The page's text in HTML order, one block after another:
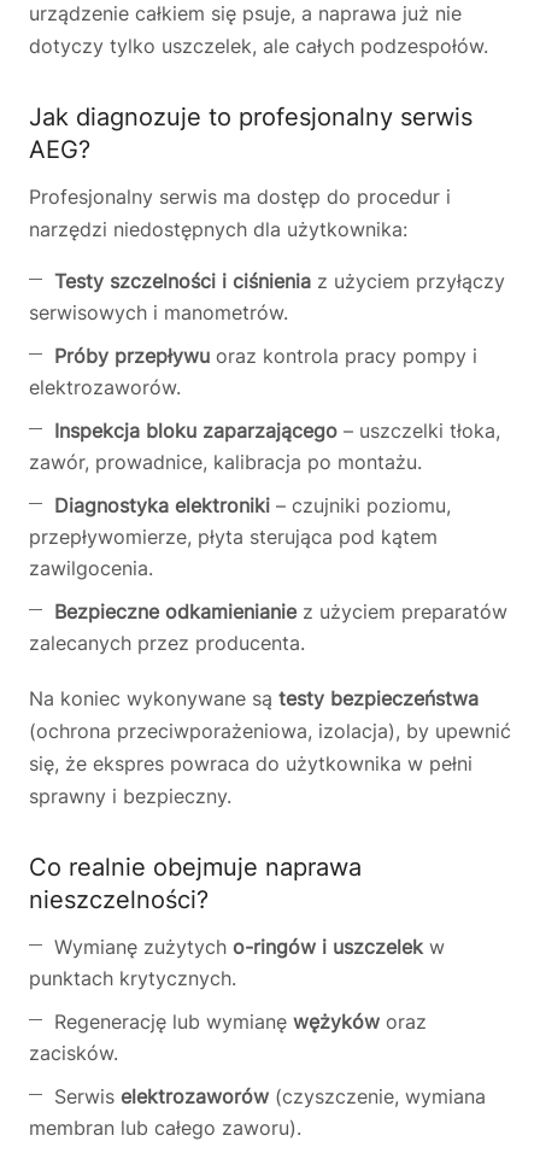
urządzenie całkiem się psuje, a naprawa już nie
dotyczy tylko uszczelek, ale całych podzespołów.
Jak diagnozuje to profesjonalny serwis
AEG?
Profesjonalny serwis ma dostęp do procedur i
narzędzi niedostępnych dla użytkownika:
Testy szczelności i ciśnienia z użyciem przyłączy
serwisowych i manometrów.
Próby przepływu oraz kontrola pracy pompy i
elektrozaworów.
Inspekcja bloku zaparzającego – uszczelki tłoka,
zawór, prowadnice, kalibracja po montażu.
Diagnostyka elektroniki – czujniki poziomu,
przepływomierze, płyta sterująca pod kątem
zawilgocenia.
Bezpieczne odkamienianiez użyciem preparatów
zalecanych przez producenta.
Na koniec wykonywane są testy bezpieczeństwa
(ochrona przeciwporażeniowa, izolacja), by upewnić
się, że ekspres powraca do użytkownika w pełni
sprawny i bezpieczny.
Co realnie obejmuje naprawa
nieszczelności?
Wymianę zużytych o-ringów i uszczelekw
punktach krytycznych.
Regenerację lub wymianę wężyków oraz
zacisków.
Serwis elektrozaworów (czyszczenie, wymiana
membran lub całego zaworu).